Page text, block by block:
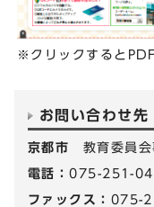
※クリックすると
お問い合わせ先
京都市 教育委員
電話：075-251-
ファックス： 075-